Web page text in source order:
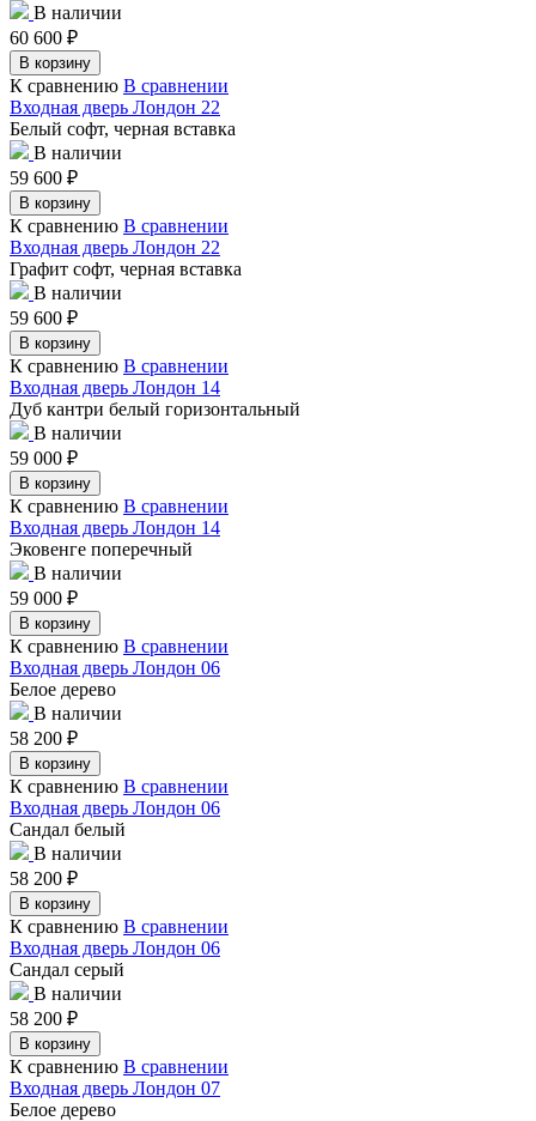
В наличии
60 600 ₽
В корзину
К сравнению В сравнении
Входная дверь Лондон 22
Белый софт, черная вставка
В наличии
59 600 ₽
В корзину
К сравнению В сравнении
Входная дверь Лондон 22
Графит софт, черная вставка
В наличии
59 600 ₽
В корзину
К сравнению В сравнении
Входная дверь Лондон 14
Дуб кантри белый горизонтальный
В наличии
59 000 ₽
В корзину
К сравнению В сравнении
Входная дверь Лондон 14
Эковенге поперечный
В наличии
59 000 ₽
В корзину
К сравнению В сравнении
Входная дверь Лондон 06
Белое дерево
В наличии
58 200 ₽
В корзину
К сравнению В сравнении
Входная дверь Лондон 06
Сандал белый
В наличии
58 200 ₽
В корзину
К сравнению В сравнении
Входная дверь Лондон 06
Сандал серый
В наличии
58 200 ₽
В корзину
К сравнению В сравнении
Входная дверь Лондон 07
Белое дерево